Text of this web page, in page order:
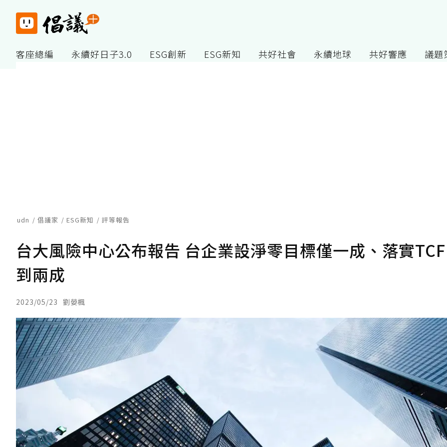
客座總編 永續好日子3.0 ESG創新 ESG新知 共好社會 永續地球 共好響應 議題
udn 倡議家 ESG新知 評等報告
台大風險中心公布報告 台企業設淨零目標僅一成、落實
到兩成
2023/05/23 劉嫈楓